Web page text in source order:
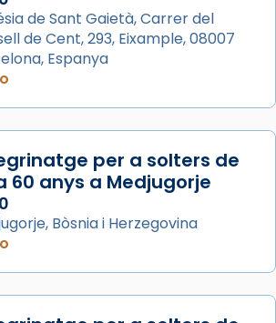
27 de juliol, ha tingut lloc la
de gràcies en agraïment al
de la visita apostòlica
de Barcelona, el cardenal Joan
ha presidit la missa i l’ha
bisbe auxiliar de Barcelona,
de Sant Gaietà, Carrer del
de Cent, 293, Eixample, 08007
Espanya
per a solters de
60 anys a Medjugorje
Bòsnia i Herzegovina